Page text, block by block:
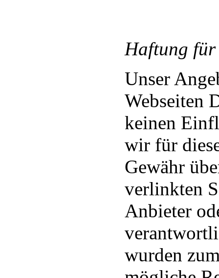
Haftung
Unser
Webseiten
keinen
wir für
Gewähr
verlinkten
Anbieter
wurden